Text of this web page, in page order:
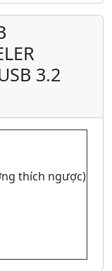
3.2
thích ngược)